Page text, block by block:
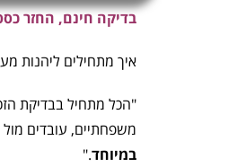
בדיקה חינם, החזר
איך מתחילים ליהנות
"הכל מתחיל בבדיקת
משפחתיים, עובדים מול
במיוחד."